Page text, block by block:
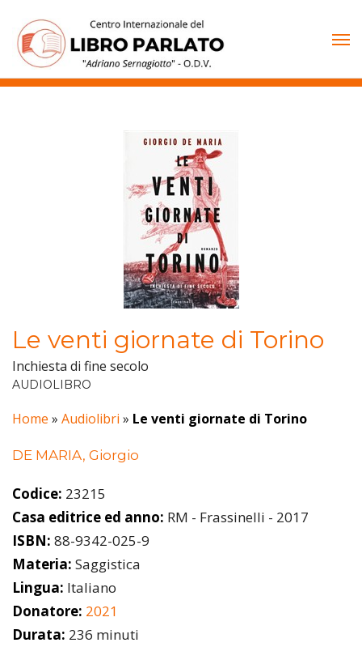
contenuto
Le venti giornate di Torino
Inchiesta di fine secolo
AUDIOLIBRO
Home » Audiolibri » Le venti giornate di Torino
DE MARIA, Giorgio
Codice: 23215
Casa editrice ed anno: RM - Frassinelli - 2017
ISBN: 88-9342-025-9
Materia: Saggistica
Lingua: Italiano
Donatore: 2021
Durata: 236 minuti